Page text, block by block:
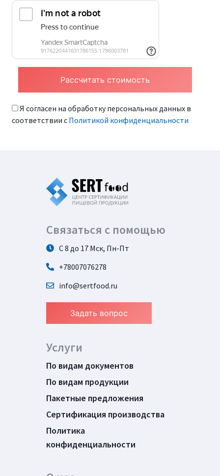
Я согласен на обработку персональных данных в
соответствии с Политикой конфиденциальности
Связаться с помощью
С 8 до 17 Мск, Пн-Пт
+78007076278
info@sertfood.ru
Задать вопрос
Услуги
По видам документов
По видам продукции
Пакетные предложения
Сертификация производства
Политика
конфиденциальности